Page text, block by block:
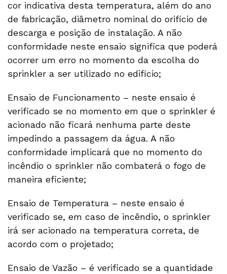
cor indicativa desta temperatura, além do ano
de fabricação, diâmetro nominal do orifício de
descarga e posição de instalação. A não
conformidade neste ensaio significa que poderá
ocorrer um erro no momento da escolha do
sprinkler a ser utilizado no edifício;
Ensaio de Funcionamento – neste ensaio é
verificado se no momento em que o sprinkler é
acionado não ficará nenhuma parte deste
impedindo a passagem da água. A não
conformidade implicará que no momento do
incêndio o sprinkler não combaterá o fogo de
maneira eficiente;
Ensaio de Temperatura – neste ensaio é
verificado se, em caso de incêndio, o sprinkler
irá ser acionado na temperatura correta, de
acordo com o projetado;
Ensaio de Vazão – é verificado se a quantidade